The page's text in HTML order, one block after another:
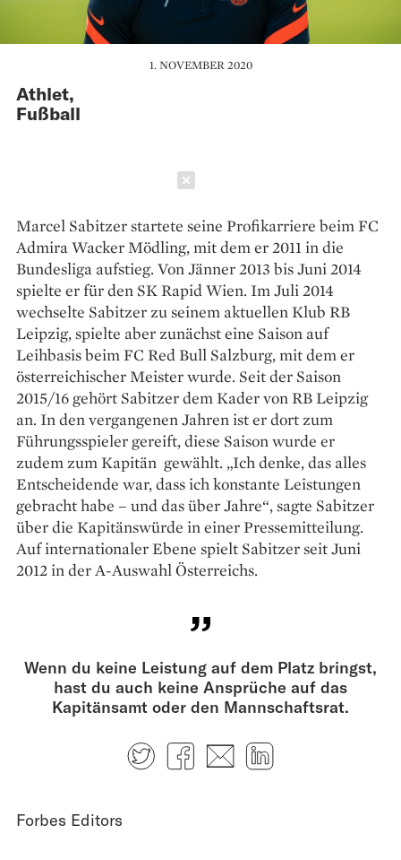
1. NOVEMBER 2020
Athlet,
Fußball
Marcel Sabitzer startete seine Profikarriere beim FC
Admira Wacker Mödling, mit dem er 2011 in die
Bundesliga aufstieg. Von Jänner 2013 bis Juni 2014
spielte er für den SK Rapid Wien. Im Juli 2014
wechselte Sabitzer zu seinem aktuellen Klub RB
Leipzig, spielte aber zunächst eine Saison auf
Leihbasis beim FC Red Bull Salzburg, mit dem er
österreichischer Meister wurde. Seit der Saison
2015/16 gehört Sabitzer dem Kader von RB Leipzig
an. In den vergangenen Jahren ist er dort zum
Führungsspieler gereift, diese Saison wurde er
zudem zum Kapitän gewählt. „Ich denke, das alles
Entscheidende war, dass ich konstante Leistungen
gebracht habe – und das über Jahre“, sagte Sabitzer
über die Kapitänswürde in einer Pressemitteilung.
Auf internationaler Ebene spielt Sabitzer seit Juni
2012 in der A-Auswahl Österreichs.
Wenn du keine Leistung auf dem Platz bringst,
hast du auch keine Ansprüche auf das
Kapitänsamt oder den Mannschaftsrat.
TwitterFacebook
E-mail
Forbes Editors